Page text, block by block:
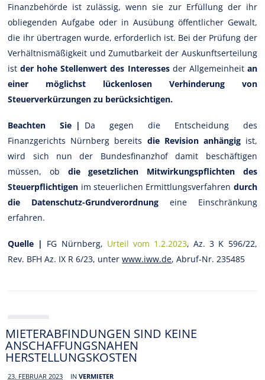
Finanzbehörde ist zulässig, wenn sie zur Erfüllung der ihr
obliegenden Aufgabe oder in Ausübung öffentlicher Gewalt,
die ihr übertragen wurde, erforderlich ist. Bei der Prüfung der
Verhältnismäßigkeit und Zumutbarkeit der Auskunftserteilung
ist der hohe Stellenwert des Interessesder Allgemeinheit an
einer möglichst lückenlosen Verhinderung von
Steuerverkürzungen zu berücksichtigen.
Beachten Sie | Da gegen die Entscheidung des
Finanzgerichts Nürnberg bereits die Revision anhängigist,
wird sich nun der Bundesfinanzhof damit beschäftigen
müssen, ob die gesetzlichen Mitwirkungspflichten des
Steuerpflichtigen im steuerlichen Ermittlungsverfahren durch
die Datenschutz-Grundverordnung eine Einschränkung
erfahren.
Quelle | FG Nürnberg, Urteil vom 1.2.2023, Az. 3 K 596/22,
Rev. BFH Az. IX R 6/23, unterwww.iww.de, Abruf-Nr. 235485
MIETERABFINDUNGEN SIND KEINE
ANSCHAFFUNGSNAHEN
HERSTELLUNGSKOSTEN
23. FEBRUAR 2023 INVERMIETER